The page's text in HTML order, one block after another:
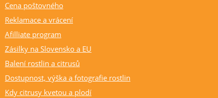
Cena poštovného
Reklamace a vrácení
Afilliate program
Zásilky na Slovensko a EU
Balení rostlin a citrusů
Dostupnost, výška a fotografie rostlin
Kdy citrusy kvetou a plodí